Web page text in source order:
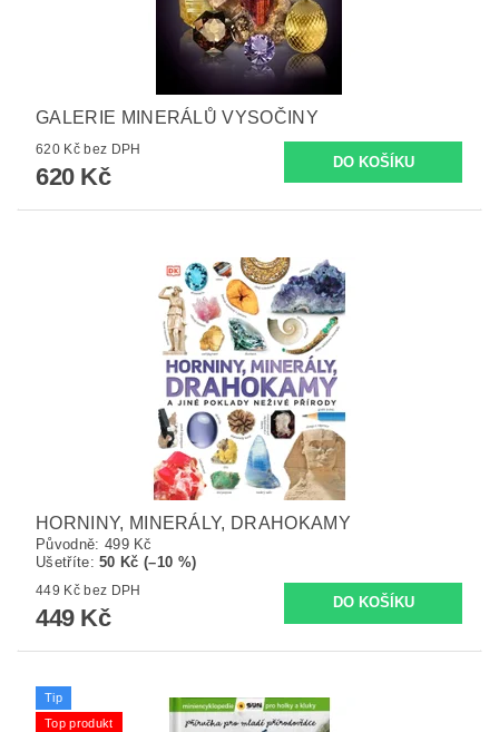
GALERIE MINERÁLŮ VYSOČINY
620 Kč bez DPH
620 Kč
HORNINY, MINERÁLY, DRAHOKAMY
Původně: 499 Kč
Ušetříte:50 Kč (–10 %)
449 Kč bez DPH
449 Kč
Tip
Top produkt